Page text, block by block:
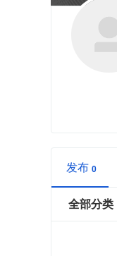
发布
全部分类